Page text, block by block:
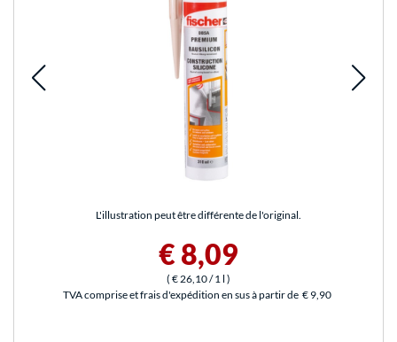
L'illustration peut être différente de l'original.
€ 8,09
( € 26,10/ 1 l )
TVA comprise et frais d'expédition en sus à partir de € 9,90